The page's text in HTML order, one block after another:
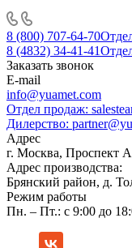
8 (800) 707-64-70
8 (4832) 34-41-41
Заказать звонок
E-mail
info@yuamet.com
Отдел продаж:
Дилерство:
Адрес
г. Москва, Проспект
Адрес производства:
Брянский район, д.
Режим работы
Пн. – Пт.: с 9:00 до